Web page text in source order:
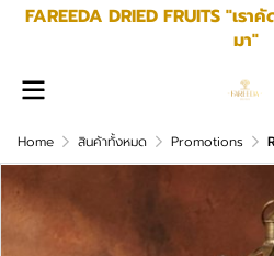
FAREEDA DRIED FRUITS "เ
มา"
Home สินค้าทั้งหมด Promotions